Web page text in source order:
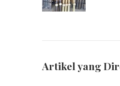
Artikel yang